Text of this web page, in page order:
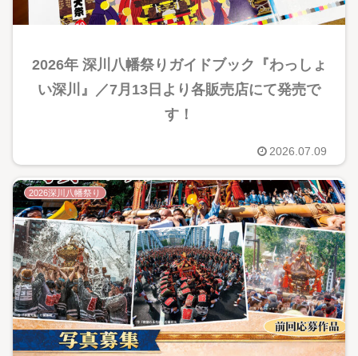
2026年 深川八幡祭りガイドブック『わっしょ
い深川』／7月13日より各販売店にて発売で
す！
2026.07.09
2026深川八幡祭り